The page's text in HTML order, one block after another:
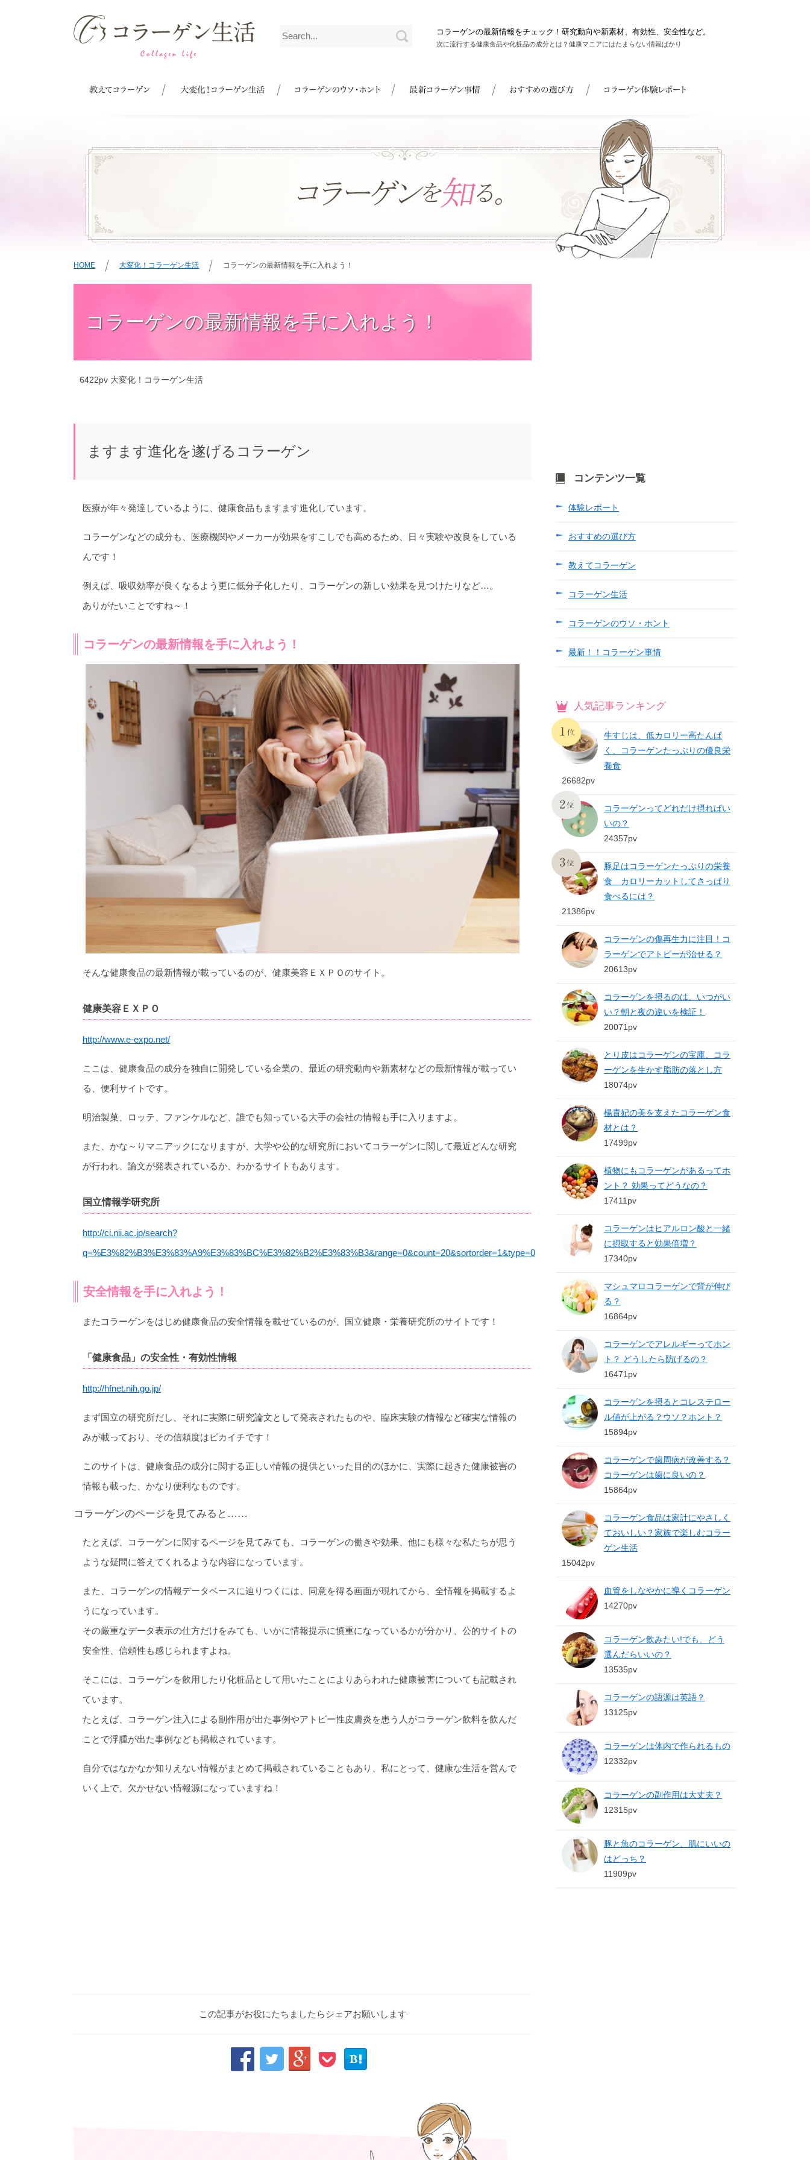
コラーゲンの最新情報をチェック！研究動向や新素材、有効性、安全性など。
次に流行する健康食品や化粧品の成分とは？健康マニアにはたまらない情報ばかり
HOME 大変化！コラーゲン生活 コラーゲンの最新情報を手に入れよう！
コラーゲンの最新情報を手に入れよう！
6422pv 大変化！コラーゲン生活
ますます進化を遂げるコラーゲン
医療が年々発達しているように、健康食品もますます進化しています。
コラーゲンなどの成分も、医療機関やメーカーが効果をすこしでも高めるため、日々実験や改良をしている
んです！
例えば、吸収効率が良くなるよう更に低分子化したり、コラーゲンの新しい効果を見つけたりなど…。
ありがたいことですね～！
コラーゲンの最新情報を手に入れよう！
そんな健康食品の最新情報が載っているのが、健康美容ＥＸＰＯのサイト。
健康美容ＥＸＰＯ
http://www.e-expo.net/
ここは、健康食品の成分を独自に開発している企業の、最近の研究動向や新素材などの最新情報が載ってい
る、便利サイトです。
明治製菓、ロッテ、ファンケルなど、誰でも知っている大手の会社の情報も手に入りますよ。
また、かな～りマニアックになりますが、大学や公的な研究所においてコラーゲンに関して最近どんな研究
が行われ、論文が発表されているか、わかるサイトもあります。
国立情報学研究所
http://ci.nii.ac.jp/search?
q=%E3%82%B3%E3%83%A9%E3%83%BC%E3%82%B2%E3%83%B3&range=0&count=20&sortorder=1&type=0
安全情報を手に入れよう！
またコラーゲンをはじめ健康食品の安全情報を載せているのが、国立健康・栄養研究所のサイトです！
「健康食品」の安全性・有効性情報
http://hfnet.nih.go.jp/
まず国立の研究所だし、それに実際に研究論文として発表されたものや、臨床実験の情報など確実な情報の
みが載っており、その信頼度はピカイチです！
このサイトは、健康食品の成分に関する正しい情報の提供といった目的のほかに、実際に起きた健康被害の
情報も載った、かなり便利なものです。
コラーゲンのページを見てみると……
たとえば、コラーゲンに関するページを見てみても、コラーゲンの働きや効果、他にも様々な私たちが思う
ような疑問に答えてくれるような内容になっています。
また、コラーゲンの情報データベースに辿りつくには、同意を得る画面が現れてから、全情報を掲載するよ
うになっています。
その厳重なデータ表示の仕方だけをみても、いかに情報提示に慎重になっているかが分かり、公的サイトの
安全性、信頼性も感じられますよね。
そこには、コラーゲンを飲用したり化粧品として用いたことによりあらわれた健康被害についても記載され
ています。
たとえば、コラーゲン注入による副作用が出た事例やアトピー性皮膚炎を患う人がコラーゲン飲料を飲んだ
ことで浮腫が出た事例なども掲載されています。
自分ではなかなか知りえない情報がまとめて掲載されていることもあり、私にとって、健康な生活を営んで
いく上で、欠かせない情報源になっていますね！
この記事がお役にたちましたらシェアお願いします
    B
コンテンツ一覧
体験レポート
おすすめの選び方
教えてコラーゲン
コラーゲン生活
コラーゲンのウソ・ホント
最新！！コラーゲン事情
人気記事ランキング
牛すじは、低カロリー高たんぱ
く、コラーゲンたっぷりの優良栄
養食
26682pv
コラーゲンってどれだけ摂ればい
いの？
24357pv
豚足はコラーゲンたっぷりの栄養
食 カロリーカットしてさっぱり
食べるには？
21386pv
コラーゲンの傷再生力に注目！コ
ラーゲンでアトピーが治せる？
20613pv
コラーゲンを摂るのは、いつがい
い？朝と夜の違いを検証！
20071pv
とり皮はコラーゲンの宝庫、コラ
ーゲンを生かす脂肪の落とし方
18074pv
楊貴妃の美を支えたコラーゲン食
材とは？
17499pv
植物にもコラーゲンがあるってホ
ント？ 効果ってどうなの？
17411pv
コラーゲンはヒアルロン酸と一緒
に摂取すると効果倍増？
17340pv
マシュマロコラーゲンで背が伸び
る？
16864pv
コラーゲンでアレルギーってホン
ト？ どうしたら防げるの？
16471pv
コラーゲンを摂るとコレステロー
ル値が上がる？ウソ？ホント？
15894pv
コラーゲンで歯周病が改善する？
コラーゲンは歯に良いの？
15864pv
コラーゲン食品は家計にやさしく
ておいしい？家族で楽しむコラー
ゲン生活
15042pv
血管をしなやかに導くコラーゲン
14270pv
コラーゲン飲みたい!でも、どう
選んだらいいの？
13535pv
コラーゲンの語源は英語？
13125pv
コラーゲンは体内で作られるもの
12332pv
コラーゲンの副作用は大丈夫？
12315pv
豚と魚のコラーゲン、肌にいいの
はどっち？
11909pv